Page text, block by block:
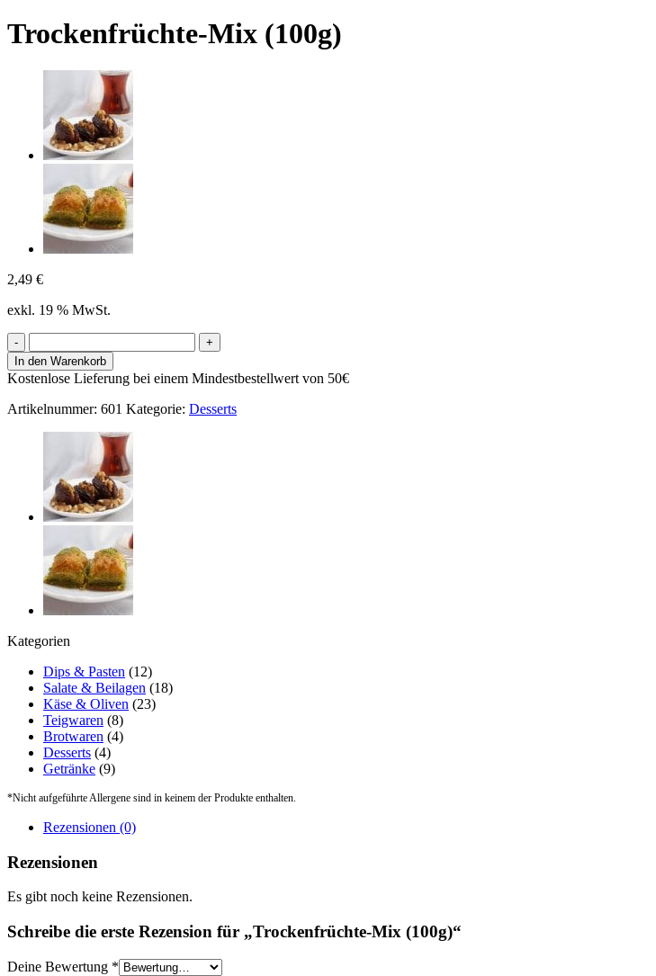
Trockenfrüchte-Mix (100g)
2,49 €
exkl. 19 % MwSt.
Mix
(100g)
Menge
In den Warenkorb
Kostenlose Lieferung bei einem Mindestbestellwert von 50€
Artikelnummer: 601 Kategorie: Desserts
Kategorien
Dips & Pasten (12)
Salate & Beilagen (18)
Käse & Oliven (23)
Teigwaren (8)
Brotwaren (4)
Desserts (4)
Getränke (9)
*Nicht aufgeführte Allergene sind in keinem der Produkte enthalten.
Rezensionen (0)
Rezensionen
Es gibt noch keine Rezensionen.
Schreibe die erste Rezension für „Trockenfrüchte-Mix (100g)“
Deine Bewertung *